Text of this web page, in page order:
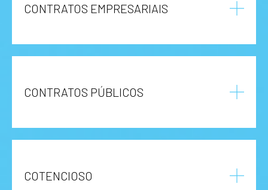
CONTRATOS EMPRESARIAIS
CONTRATOS PÚBLICOS
COTENCIOSO